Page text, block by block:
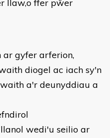
llaw,o ffer pŵer
gyfer arferion,
diogel ac iach sy'n
a'r deunyddiau a
wedi'u seilio ar